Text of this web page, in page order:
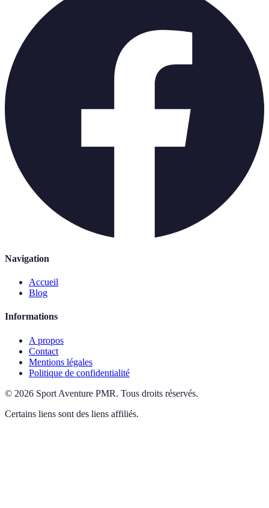
Navigation
Accueil
Blog
Informations
A propos
Contact
Mentions légales
Politique de confidentialité
© 2026 Sport Aventure PMR. Tous droits réservés.
Certains liens sont des liens affiliés.